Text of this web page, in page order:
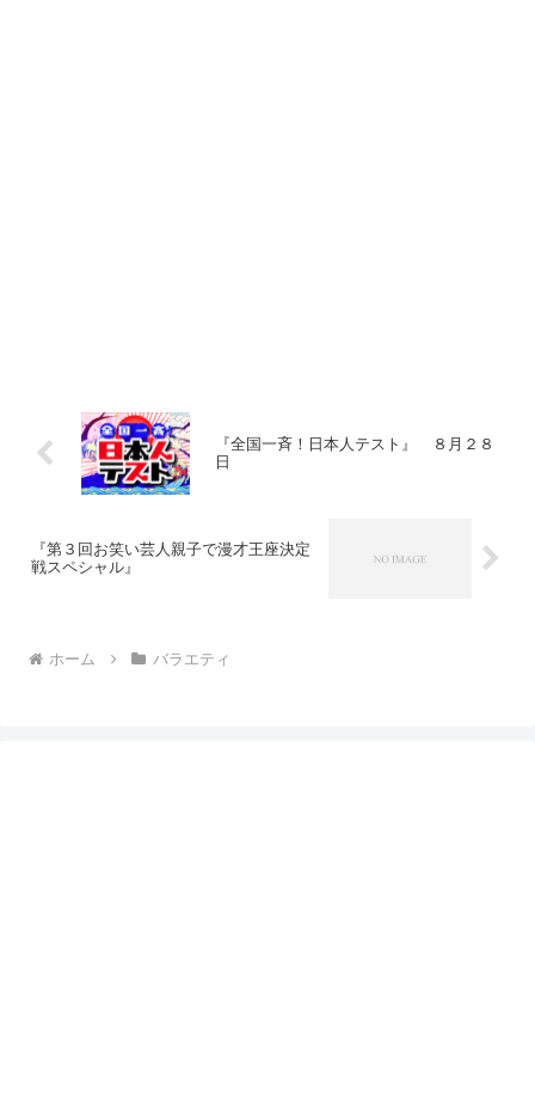
『全国一斉！日本人テスト』 ８月２８
日
『第３回お笑い芸人親子で漫才王座決定
戦スペシャル』
ホーム バラエティ